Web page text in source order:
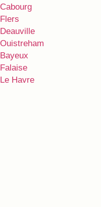
Cabourg
Flers
Deauville
Ouistreham
Bayeux
Falaise
Le Havre